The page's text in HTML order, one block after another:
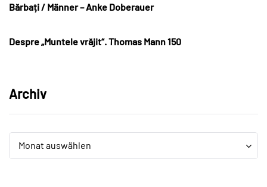
Bărbați / Männer – Anke Doberauer
Despre „Muntele vrăjit“. Thomas Mann 150
Archiv
Monat auswählen
Archiv